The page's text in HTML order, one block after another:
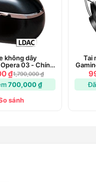
không dây
03 - Chính
₫1,790,000 ₫
700,000 ₫
sánh
Tai